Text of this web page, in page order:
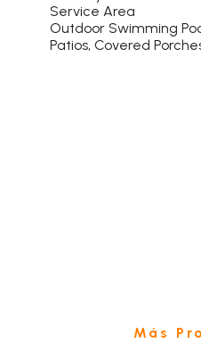
Service Area
Outdoor Swimming
Patios, Covered
Más